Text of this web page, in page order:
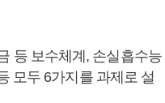
등 보수체계, 손실흡수능
모두 6가지를 과제로 설